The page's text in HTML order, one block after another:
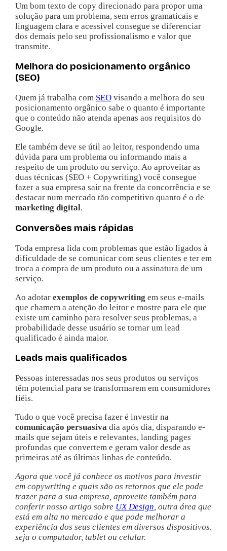
Um bom texto de copy direcionado para propor uma
solução para um problema, sem erros gramaticais e
linguagem clara e acessível consegue se diferenciar
dos demais pelo seu profissionalismo e valor que
transmite.
Melhora do posicionamento orgânico
(SEO)
Quem já trabalha com SEOvisando a melhora do seu
posicionamento orgânico sabe o quanto é importante
que o conteúdo não atenda apenas aos requisitos do
Google.
Ele também deve se útil ao leitor, respondendo uma
dúvida para um problema ou informando mais a
respeito de um produto ou serviço. Ao aproveitar as
duas técnicas (SEO + Copywriting) você consegue
fazer a sua empresa sair na frente da concorrência e se
destacar num mercado tão competitivo quanto é o de
marketing digital.
Conversões mais rápidas
Toda empresa lida com problemas que estão ligados à
dificuldade de se comunicar com seus clientes e ter em
troca a compra de um produto ou a assinatura de um
serviço.
Ao adotar exemplos de copywriting em seus e-mails
que chamem a atenção do leitor e mostre para ele que
existe um caminho para resolver seus problemas, a
probabilidade desse usuário se tornar um lead
qualificado é ainda maior.
Leads mais qualificados
Pessoas interessadas nos seus produtos ou serviços
têm potencial para se transformarem em consumidores
fiéis.
Tudo o que você precisa fazer é investir na
comunicação persuasivadia após dia, disparando e-
mails que sejam úteis e relevantes, landing pages
profundas que convertem e geram valor desde as
primeiras até as últimas linhas de conteúdo.
Agora que você já conhece os motivos para investir
em copywriting e quais são os retornos que ele pode
trazer para a sua empresa, aproveite também para
conferir nosso artigo sobre UX Design, outra área que
está em alta no mercado e que pode melhorar a
experiência dos seus clientes em diversos dispositivos,
seja o computador, tablet ou celular.